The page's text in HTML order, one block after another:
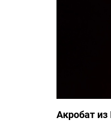
Акробат